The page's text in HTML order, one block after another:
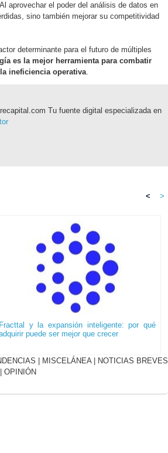
aprovechar el poder del análisis de datos en
sino también mejorar su competitividad
determinante para el futuro de múltiples
es la mejor herramienta para combatir
ineficiencia operativa.
Tu fuente digital especializada en
< >
Fracttal y la expansión inteligente: por qué
puede ser mejor que crecer
MISCELÁNEA
NOTICIAS BREVES
OPINIÓN